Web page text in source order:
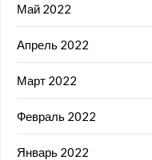
Май 2022
Апрель 2022
Март 2022
Февраль 2022
Январь 2022